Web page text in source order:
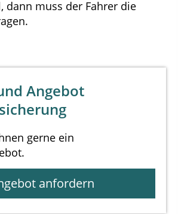
dann muss der Fahrer die
Angebot
gerne ein
anfordern